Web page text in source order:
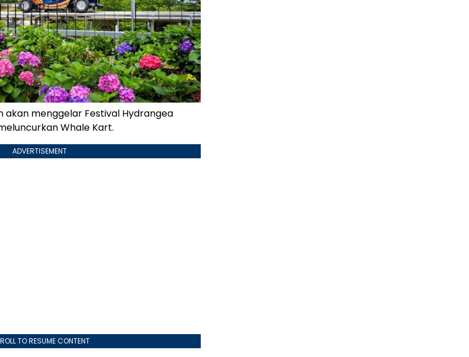
akan menggelar Festival Hydrangea
Whale Kart.
ADVERTISEMENT
TO RESUME CONTENT